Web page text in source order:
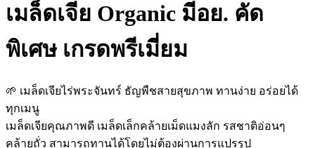
เมล็ดเจีย Organic มีอย. คัด
พิเศษ เกรดพรีเมี่ยม
🌱 เมล็ดเจียไร่พระจันทร์ ธัญพืชสายสุขภาพ ทานง่าย อร่อยได้
ทุกเมนู
เมล็ดเจียคุณภาพดี เมล็ดเล็กคล้ายเม็ดแมงลัก รสชาติอ่อนๆ
คล้ายถั่ว สามารถทานได้โดยไม่ต้องผ่านการแปรรูป